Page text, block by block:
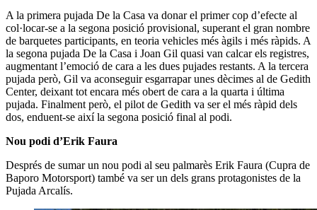
A la primera pujada De la Casa va donar el primer cop d’efecte al
col·locar-se a la segona posició provisional, superant el gran nombre
de barquetes participants, en teoria vehicles més àgils i més ràpids. A
la segona pujada De la Casa i Joan Gil quasi van calcar els registres,
augmentant l’emoció de cara a les dues pujades restants. A la tercera
pujada però, Gil va aconseguir esgarrapar unes dècimes al de Gedith
Center, deixant tot encara més obert de cara a la quarta i última
pujada. Finalment però, el pilot de Gedith va ser el més ràpid dels
dos, enduent-se així la segona posició final al podi.
Nou podi d’Erik Faura
Després de sumar un nou podi al seu palmarès Erik Faura (Cupra de
Baporo Motorsport) també va ser un dels grans protagonistes de la
Pujada Arcalís.